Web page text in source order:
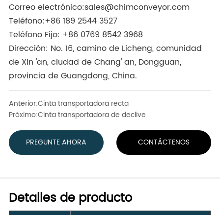
Correo electrónico:sales@chimconveyor.com
Teléfono:+86 189 2544 3527
Teléfono Fijo: +86 0769 8542 3968
Dirección: No. 16, camino de Licheng, comunidad
de Xin 'an, ciudad de Chang' an, Dongguan,
provincia de Guangdong, China.
Anterior:Cinta transportadora recta
Próximo:Cinta transportadora de declive
PREGUNTE AHORA CONTÁCTENOS
Detalles de producto